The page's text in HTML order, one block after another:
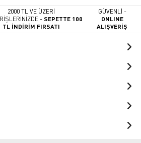
2000 TL VE ÜZERİ
-SEPETTE 100
TL İNDİRİM FIRSATI
GÜVENLİ -
ONLINE
ALIŞVERİŞ